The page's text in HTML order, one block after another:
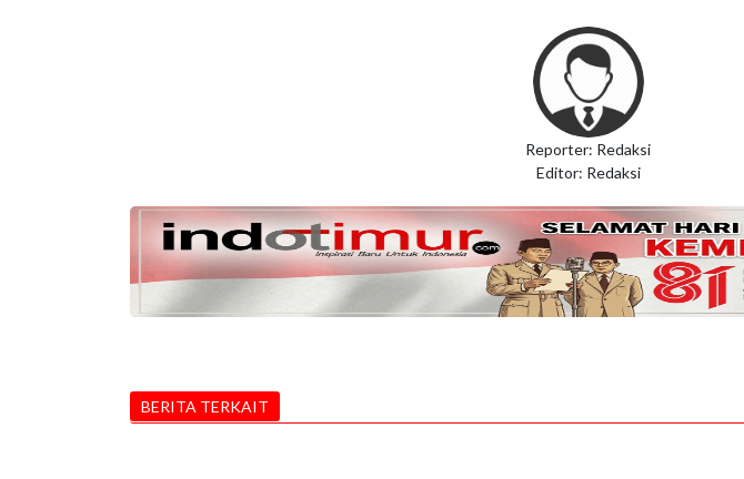
Reporter: Redaksi
Editor: Redaksi
BERITA TERKAIT